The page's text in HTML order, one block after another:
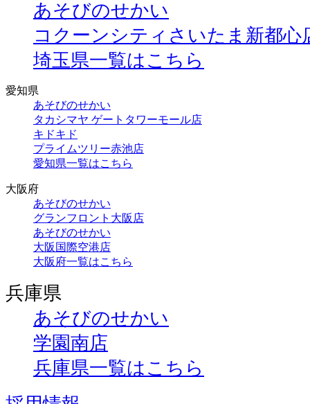
あそびのせかい
コクーンシティさいたま新都心
埼玉県一覧はこちら
愛知県
あそびのせかい
タカシマヤ ゲートタワーモール店
キドキド
プライムツリー赤池店
愛知県一覧はこちら
大阪府
あそびのせかい
グランフロント大阪店
あそびのせかい
大阪国際空港店
大阪府一覧はこちら
兵庫県
あそびのせかい
学園南店
兵庫県一覧はこちら